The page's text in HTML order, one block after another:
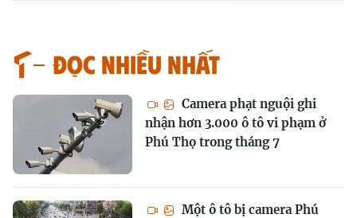
Đọc nhiều nhất
Camera phạt nguội ghi
nhận hơn 3.000 ô tô vi phạm ở
Phú Thọ trong tháng 7
Một ô tô bị camera Phú